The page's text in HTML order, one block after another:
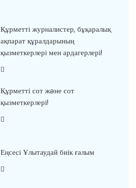
Құрметті журналистер, бұқаралық
ақпарат құралдарының
қызметкерлері мен ардагерлері!
Құрметті сот жəне сот
қызметкерлері!
Еңсесі Ұлытаудай биік ғалым